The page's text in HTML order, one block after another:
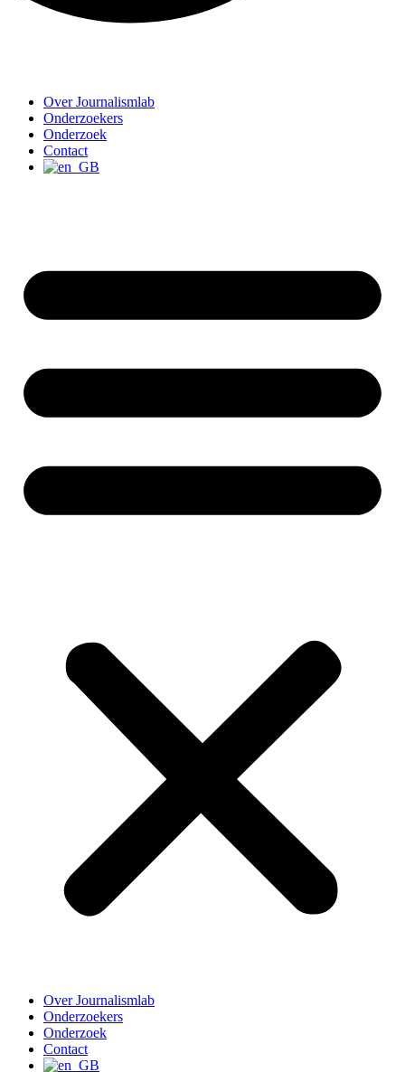
Over Journalismlab
Onderzoekers
Onderzoek
Contact
Over Journalismlab
Onderzoekers
Onderzoek
Contact